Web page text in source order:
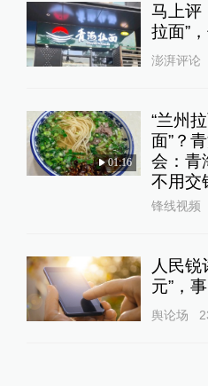
马上评
拉面”
澎湃评论
01:16
“兰州
面”？
会：青
不用交
锋线视频
人民锐
元”，
舆论场